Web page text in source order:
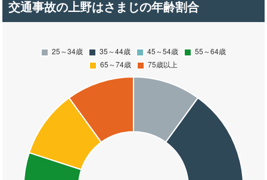
交通事故の上野はさまじの年齢割合